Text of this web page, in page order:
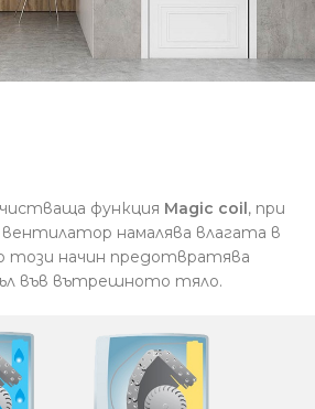
функция Magic coil, при
намалява влагата в
този начин предотвратява
във вътрешното тяло.